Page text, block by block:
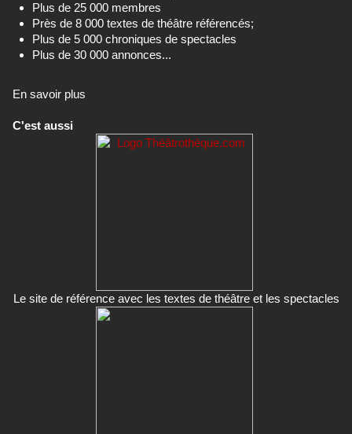
Plus de 25 000 membres
Près de 8 000 textes de théâtre référencés;
Plus de 5 000 chroniques de spectacles
Plus de 30 000 annonces...
En savoir plus
C'est aussi
Le site de référence avec les textes de théâtre et les spectacles